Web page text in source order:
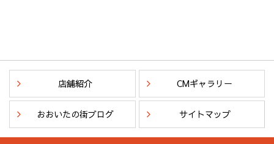
店舗紹介 CMギャラリー
おおいたの街ブログ サイトマップ